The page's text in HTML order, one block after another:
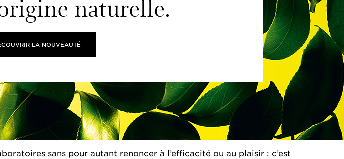
naturelle.
LA NOUVEAUTÉ
sans pour autant renoncer à l’efficacité ou au plaisir : c’est